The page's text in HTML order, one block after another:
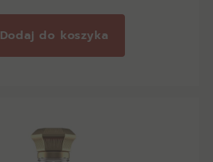
Dodaj do koszyka